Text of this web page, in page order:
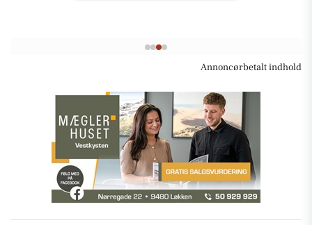
Annoncørbetalt indhold